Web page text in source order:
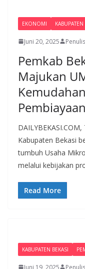
EKONOMI KABUPATEN
Juni 20, 2025 Penulis
Pemkab
Majukan
Pembiayaan
Kabupaten Bekasi
tumbuh Usaha
melalui kebijakan
Read More
KABUPATEN BEKASI
Juni 19, 2025 Penulis